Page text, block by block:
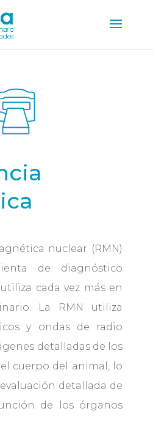
nuclear (RMN)
de diagnóstico
cada vez más en
La RMN utiliza
y ondas de radio
detalladas de los
cuerpo del animal, lo
detallada de
de los órganos